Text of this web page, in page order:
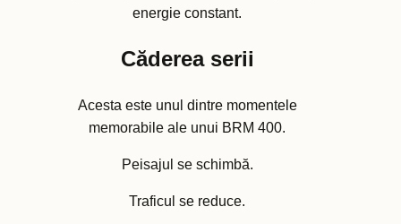
energie constant.
Căderea serii
Acesta este unul dintre momentele
memorabile ale unui BRM 400.
Peisajul se schimbă.
Traficul se reduce.